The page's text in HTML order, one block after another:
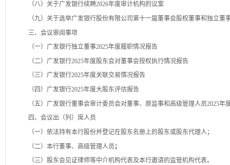
（八）关于广发银行续聘2026年度审计机构的议案
（九）关于选举广发银行股份有限公司第十一届董事会股权董事和独立董
三、会议审阅事项
（一）广发银行独立董事2025年度履职情况报告
（二）广发银行2025年度股东会对董事会授权执行情况报告
（三）广发银行2025年度关联交易情况报告
（四）广发银行2025年度大股东评估报告
（五）广发银行董事会审计委员会对董事、原监事和高级管理人员2025年
四、会议出（列）席人员
（一）依法持有本行股份并登记在股东名册上的股东或股东代理人；
（二）本行董事、高级管理人员 ；
（三）股东会见证律师等中介机构代表及本行邀请的监管机构代表。